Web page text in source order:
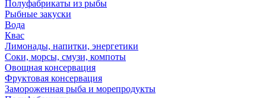
Полуфабрикаты из рыбы
Рыбные закуски
Вода
Квас
Лимонады, напитки, энергетики
Соки, морсы, смузи, компоты
Овощная консервация
Фруктовая консервация
Замороженная рыба и морепродукты